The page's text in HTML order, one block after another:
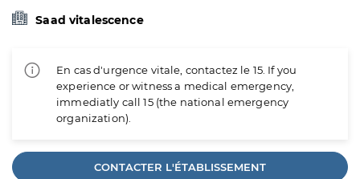
Saad vitalescence
En cas d'urgence vitale, contactez le 15. If you
experience or witness a medical emergency,
immediatly call 15 (the national emergency
organization).
CONTACTER L'ÉTABLISSEMENT